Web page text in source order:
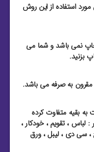
استفاده از این روش
نمی باشد و شما می
به بقیه متفاوت کرده
، تقویم ، خودکار ،
، سی دی ، لیبل ، ورق